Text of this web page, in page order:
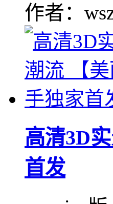
作者：
高清3D
首发